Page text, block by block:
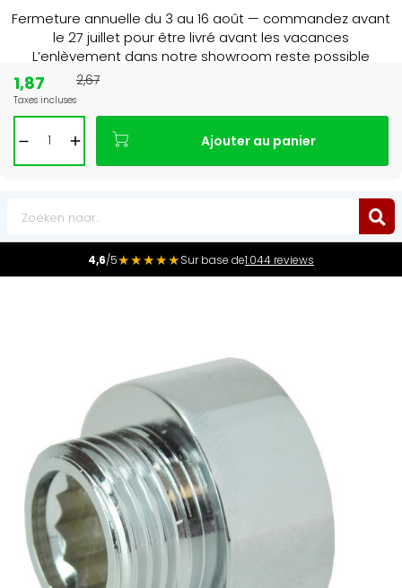
Fermeture annuelle du 3 au 16 août — commandez avant
le 27 juillet pour être livré avant les vacances
L’enlèvement dans notre showroom reste possible
4,6/5★★★★★Sur base de1.044 reviews
1,87
Taxes incluses
2,67
Ajouter au panier